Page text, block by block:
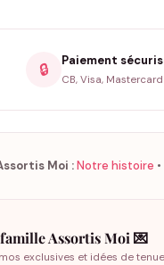
🔒 Paiement
CB, Visa, Mastercard
Moi :Notre histoire •
Assortis Moi 💌
exclusives et idées de